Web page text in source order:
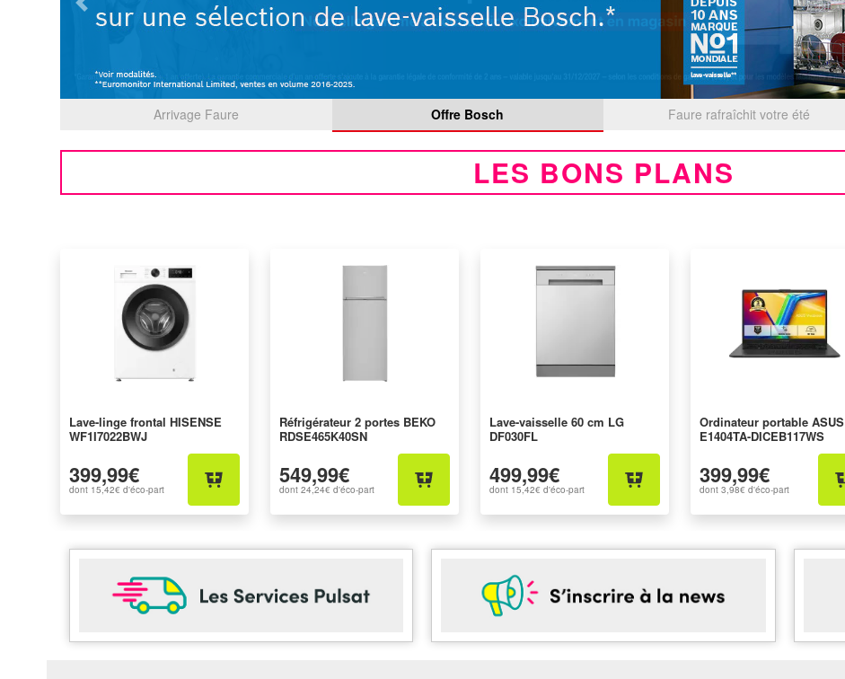
Arrivage Faure Offre Bosch Faure rafraîchit votre été
Previous
LES BONS PLANS
Lave-linge frontal HISENSE
WF1I7022BWJ
399,99€
dont 15,42€ d'éco-part
Réfrigérateur 2 portes BEKO
RDSE465K40SN
549,99€
dont 24,24€ d'éco-part
Lave-vaisselle 60 cm LG
DF030FL
499,99€
dont 15,42€ d'éco-part
Ordinateur portable ASUS
E1404TA-DICEB117WS
399,99€
dont 3,98€ d'éco-part